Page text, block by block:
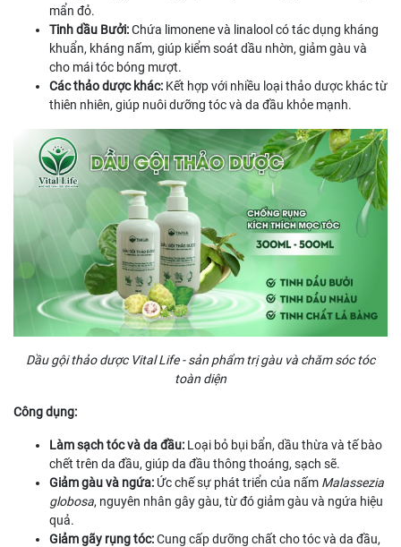
mẩn đỏ.
Tinh dầu Bưởi:Chứa limonene và linalool có tác dụng kháng
khuẩn, kháng nấm, giúp kiểm soát dầu nhờn, giảm gàu và
cho mái tóc bóng mượt.
Các thảo dược khác: Kết hợp với nhiều loại thảo dược khác từ
thiên nhiên, giúp nuôi dưỡng tóc và da đầu khỏe mạnh.
Dầu gội thảo dược Vital Life - sản phẩm trị gàu và chăm sóc tóc
toàn diện
Công dụng:
Làm sạch tóc và da đầu: Loại bỏ bụi bẩn, dầu thừa và tế bào
chết trên da đầu, giúp da đầu thông thoáng, sạch sẽ.
Giảm gàu và ngứa: Ức chế sự phát triển của nấm Malassezia
globosa, nguyên nhân gây gàu, từ đó giảm gàu và ngứa hiệu
quả.
Giảm gãy rụng tóc:Cung cấp dưỡng chất cho tóc và da đầu,